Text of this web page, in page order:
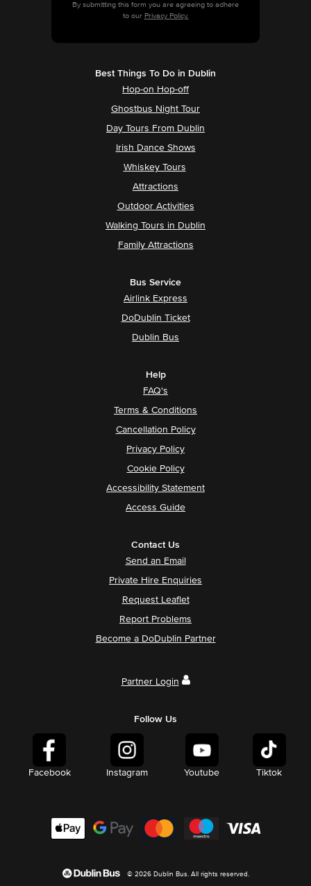
By submitting this form you are agreeing to adhere
to our Privacy Policy.
Best Things To Do in Dublin
Hop-on Hop-off
Ghostbus Night Tour
Day Tours From Dublin
Irish Dance Shows
Whiskey Tours
Attractions
Outdoor Activities
Walking Tours in Dublin
Family Attractions
Bus Service
Airlink Express
DoDublin Ticket
Dublin Bus
Help
FAQ's
Terms & Conditions
Cancellation Policy
Privacy Policy
Cookie Policy
Accessibility Statement
Access Guide
Contact Us
Send an Email
Private Hire Enquiries
Request Leaflet
Report Problems
Become a DoDublin Partner
Partner Login
Follow Us
Facebook Instagram Youtube Tiktok
© 2026 Dublin Bus. All rights reserved.